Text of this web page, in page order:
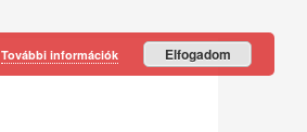
További információk Elfogadom